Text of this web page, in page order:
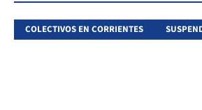
COLECTIVOS EN CORRIENTES